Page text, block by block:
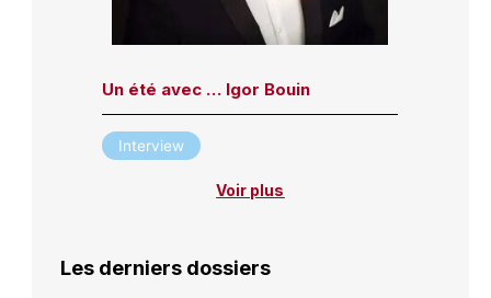
Un été avec … Igor Bouin
Interview
Voir plus
Les derniers dossiers